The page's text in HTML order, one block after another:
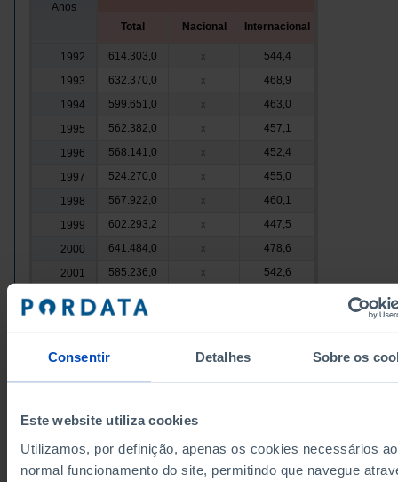
Consentir Detalhes Sobre os
Este website utiliza cookies
Utilizamos, por definição, apenas os cookies necessários ao
normal funcionamento do site, permitindo que navegue
Anos
Total Nacional Internacional
1992 614.303,0 x
544,4
1993
632.370,0 x
468,9
1994
599.651,0 x
463,0
1995
562.382,0 x
457,1
1996
568.141,0 x
452,4
1997
524.270,0 x
455,0
1998
567.922,0 x
460,1
1999
602.293,2 x
447,5
2000
641.484,0 x
478,6
2001
585.236,0 x
542,6
2002
540.072,0
2007 x
2009